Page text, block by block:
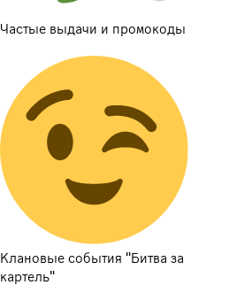
Частые выдачи и промокоды
Клановые события "Битва за
картель"